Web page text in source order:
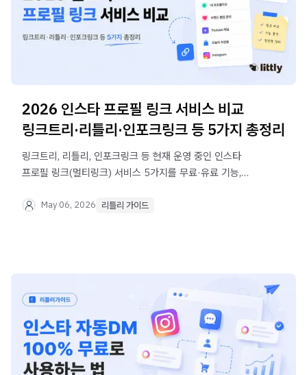
2026 인스타 프로필 링크 서비스 비교
링크트리·리틀리·인포크링크 등 5가지 총정리
링크트리, 리틀리, 인포크링크 등 현재 운영 중인 인스타
프로필 링크(멀티링크) 서비스 5가지를 무료·유료 기능,
바로 찾아보세요.
May 06, 2026 리틀리 가이드